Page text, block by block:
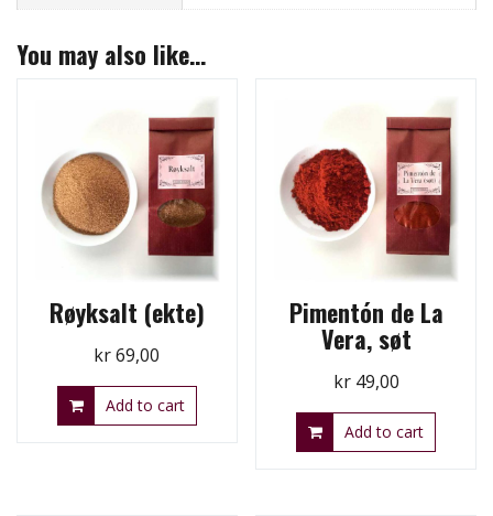
You may also like…
Røyksalt (ekte)
kr69,00
Add to cart
Pimentón de La
Vera, søt
kr49,00
Add to cart